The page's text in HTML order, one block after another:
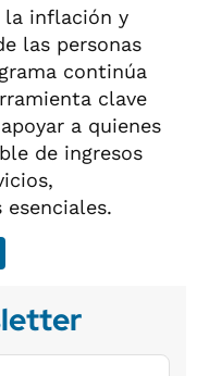
la inflación y
las personas
continúa
clave
a quienes
de ingresos